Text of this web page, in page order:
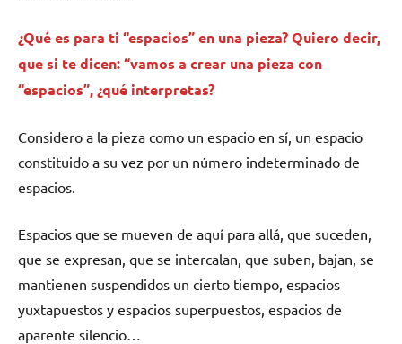
¿Qué es para ti “espacios” en una pieza? Quiero decir,
que si te dicen: “vamos a crear una pieza con
“espacios”, ¿qué interpretas?
Considero a la pieza como un espacio en sí, un espacio
constituido a su vez por un número indeterminado de
espacios.
Espacios que se mueven de aquí para allá, que suceden,
que se expresan, que se intercalan, que suben, bajan, se
mantienen suspendidos un cierto tiempo, espacios
yuxtapuestos y espacios superpuestos, espacios de
aparente silencio…